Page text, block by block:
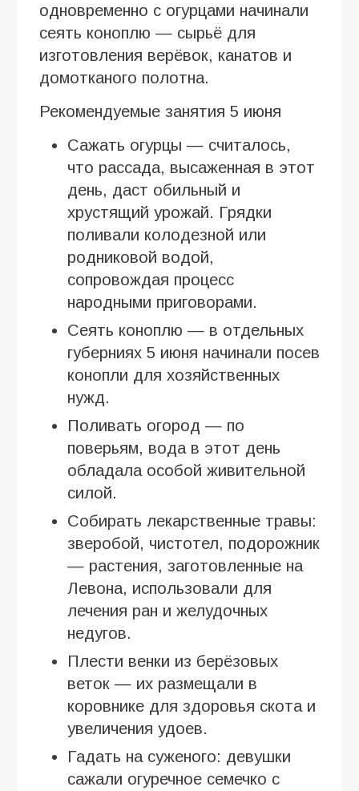
одновременно с огурцами начинали
сеять коноплю — сырьё для
изготовления верёвок, канатов и
домотканого полотна.
Рекомендуемые занятия 5 июня
Сажать огурцы — считалось,
что рассада, высаженная в этот
день, даст обильный и
хрустящий урожай. Грядки
поливали колодезной или
родниковой водой,
сопровождая процесс
народными приговорами.
Сеять коноплю — в отдельных
губерниях 5 июня начинали посев
конопли для хозяйственных
нужд.
Поливать огород — по
поверьям, вода в этот день
обладала особой живительной
силой.
Собирать лекарственные травы:
зверобой, чистотел, подорожник
— растения, заготовленные на
Левона, использовали для
лечения ран и желудочных
недугов.
Плести венки из берёзовых
веток — их размещали в
коровнике для здоровья скота и
увеличения удоев.
Гадать на суженого: девушки
сажали огуречное семечко с